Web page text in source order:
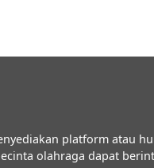
platform atau
olahraga dapat